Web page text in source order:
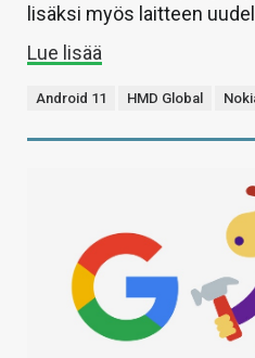
lisäksi myös laitteen
Lue lisää
Android 11 HMD Global